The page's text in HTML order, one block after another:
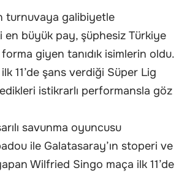
turnuvaya galibiyetle
en büyük pay, şüphesiz Türkiye
giyen tanıdık isimlerin oldu.
11’de şans verdiği Süper Lig
istikrarlı performansla göz
savunma oyuncusu
ile Galatasaray’ın stoperi ve
Wilfried Singo maça ilk 11’de